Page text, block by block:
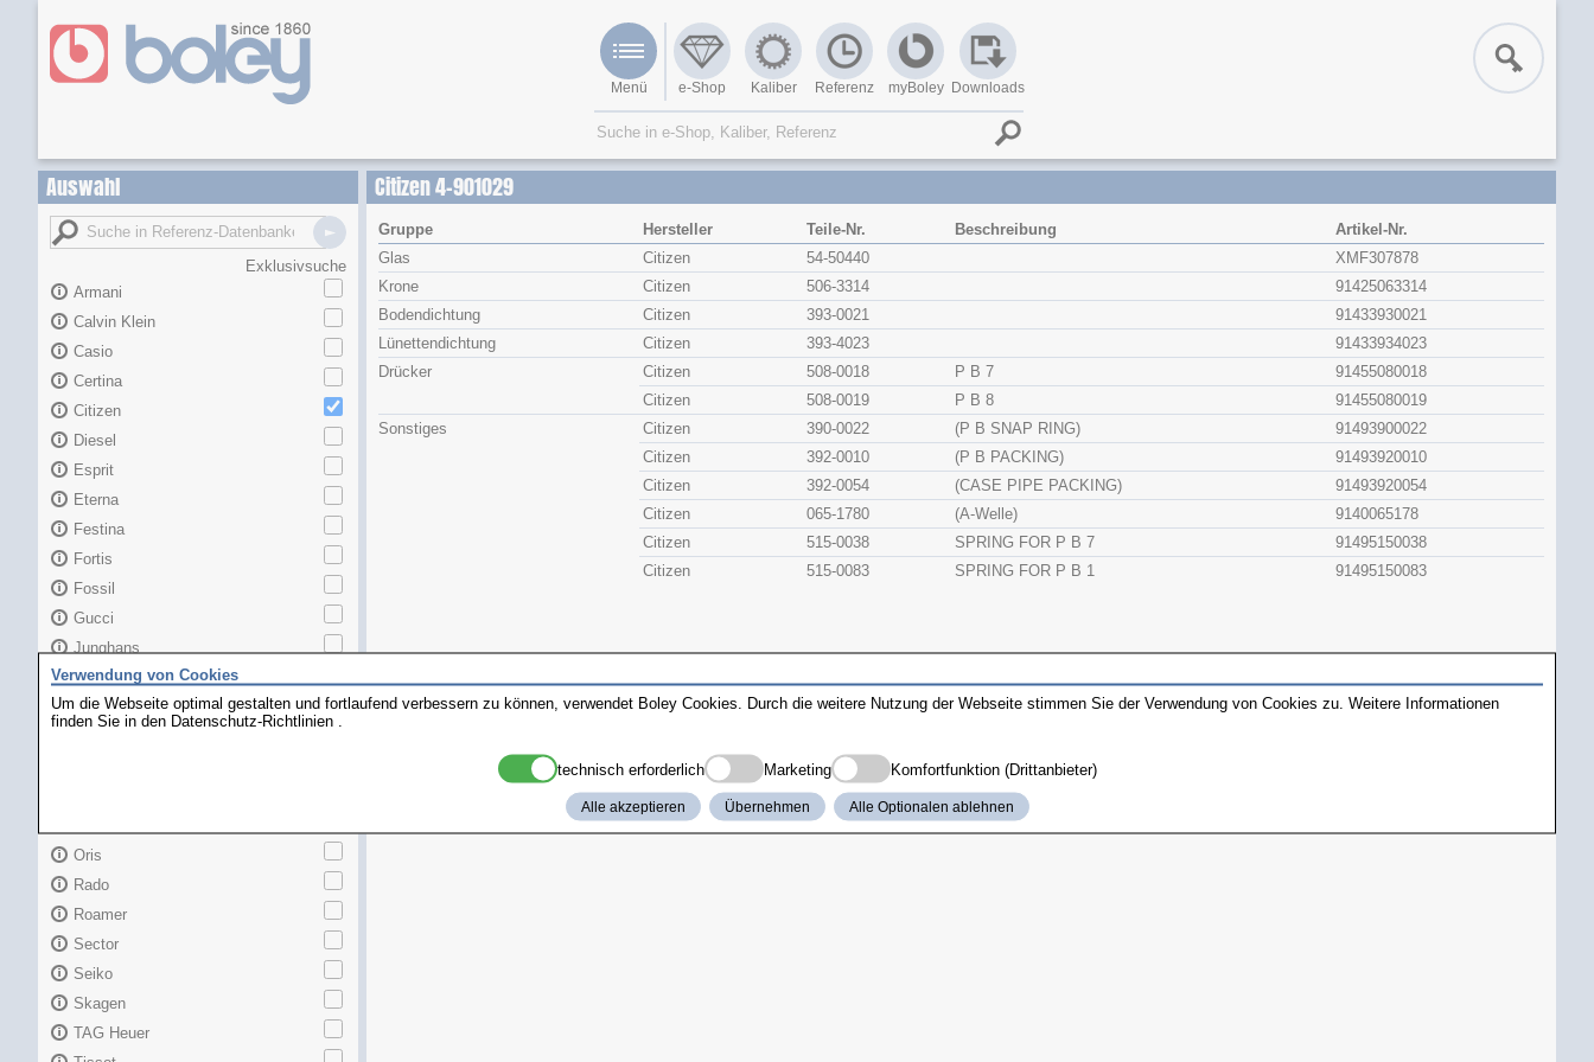
Menü e-Shop Kaliber Referenz myBoley Downloads
Auswahl
Exklusivsuche
Armani
Calvin Klein
Casio
Certina
Citizen
Diesel
Esprit
Eterna
Festina
Fortis
Fossil
Gucci
Junghans
Longines
Maurice Lacroix
Oris
Rado
Roamer
Sector
Seiko
Skagen
TAG Heuer
Citizen 4-901029
Gruppe Hersteller Teile-Nr. Beschreibung
Artikel-Nr.
Glas
Citizen 54-50440
XMF307878
Krone
Citizen 506-3314
91425063314
Bodendichtung
Citizen 393-0021
91433930021
Lünettendichtung
Citizen 393-4023
91433934023
Drücker
Citizen 508-0018 P B 7
91455080018
Citizen
508-0019 P B 8
91455080019
Sonstiges
Citizen 390-0022 (P B SNAP RING)
91493900022
Citizen
392-0010 (P B PACKING)
91493920010
Citizen
392-0054 (CASE PIPE PACKING)
91493920054
Citizen
065-1780 (A-Welle)
9140065178
Citizen
515-0038 SPRING FOR P B 7
91495150038
Citizen
515-0083 SPRING FOR P B 1 91495150083
Verwendung von Cookies
Um die Webseite optimal gestalten und fortlaufend verbessern zu können, verwendet Boley Cookies. Durch die weitere Nutzung der Webseite stimmen Sie der Verwendung von Cookies zu. Weitere Informationen
finden Sie in den Datenschutz-Richtlinien
technisch erforderlich Marketing Komfortfunktion (Drittanbieter)
Alle akzeptieren Übernehmen Alle Optionalen ablehnen